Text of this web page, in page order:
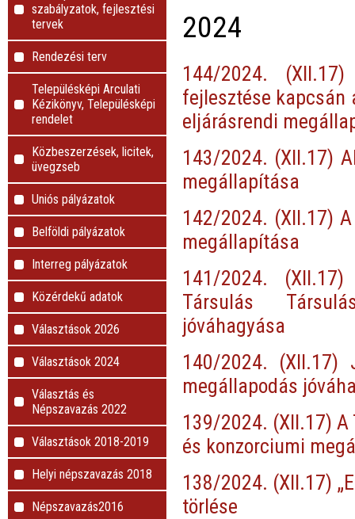
szabályzatok, fejlesztési
tervek
Rendezési terv
Településképi Arculati
Kézikönyv, Településképi
rendelet
Közbeszerzések, licitek,
üvegzseb
Uniós pályázatok
Belföldi pályázatok
Interreg pályázatok
Közérdekű adatok
Választások 2026
Választások 2024
Választás és
Népszavazás 2022
Választások 2018-2019
Helyi népszavazás 2018
Népszavazás2016
2024
144/2024.
fejlesztése kapcsán
eljárásrendi
143/2024. (XII.17)
megállapítása
142/2024. (XII.17)
megállapítása
141/2024.
Társulás
jóváhagyása
140/2024. (XII.17)
megállapodás
139/2024. (XII.17)
és konzorciumi
138/2024. (XII.17)
törlése